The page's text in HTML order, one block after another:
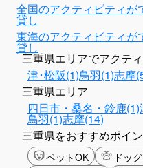
全国のアクティビティが
貸し
東海のアクティビティが
貸し
三重県エリアでアクテ
津･松阪(1)鳥羽(1)志摩
三重県エリア
四日市・桑名・鈴鹿(1)
鳥羽(1)志摩(14)
三重県をおすすめポイ
ペットOK ドッ